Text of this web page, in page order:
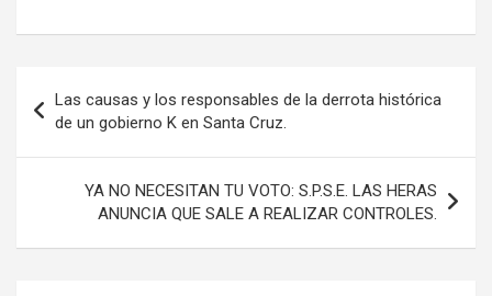
de
entradas
Las causas y los responsables de la derrota histórica
de un gobierno K en Santa Cruz.
YA NO NECESITAN TU VOTO: S.P.S.E. LAS HERAS
ANUNCIA QUE SALE A REALIZAR CONTROLES.